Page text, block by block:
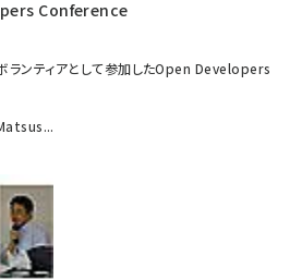
Conference
ンティアとして参加したOpen Developers